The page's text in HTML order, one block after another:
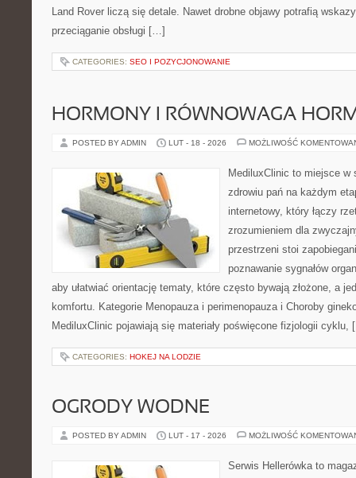
Land Rover liczą się detale. Nawet drobne objawy potrafią
przeciąganie obsługi […]
CATEGORIES: SEO I POZYCJONOWANIE
HORMONY I RÓWNOWAGA
POSTED BY ADMIN LUT - 18 - 2026 MOŻLIWOŚĆ
MediluxClinic to miejsce
zdrowiu pań na każdym
internetowy, który łączy
zrozumieniem dla
przestrzeni stoi
poznawanie sygnałów
aby ułatwiać orientację tematy, które często bywają złożone, a
komfortu. Kategorie Menopauza i perimenopauza i Choroby
MediluxClinic pojawiają się materiały poświęcone fizjologii
CATEGORIES: HOKEJ NA LODZIE
OGRODY WODNE
POSTED BY ADMIN LUT - 17 - 2026 MOŻLIWOŚĆ
Serwis Hellerówka to